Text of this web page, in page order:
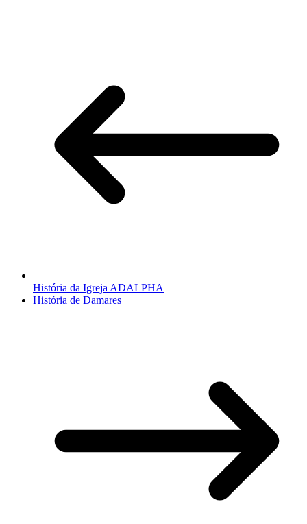
História da Igreja ADALPHA
História de Damares